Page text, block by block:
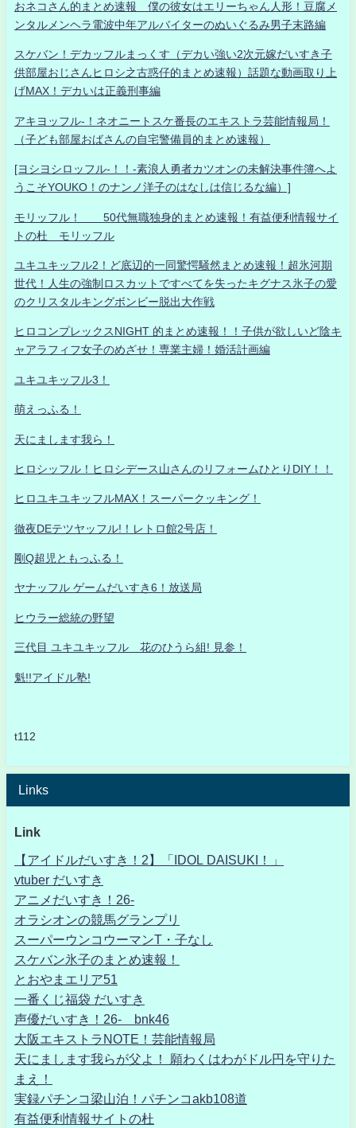
おネコさん的まとめ速報 僕の彼女はエリーちゃん人形！豆腐メ
ンタルメンヘラ電波中年アルバイターのぬいぐるみ男子末路編
スケバン！デカッフルまっくす（デカい強い2次元嫁だいすき子
供部屋おじさんヒロシ之古惑仔的まとめ速報）話題な動画取り上
げMAX！デカいは正義刑事編
アキヨッフル-！ネオニートスケ番長のエキストラ芸能情報局！
（子ども部屋おばさんの自宅警備員的まとめ速報）
[ヨシヨシロッフル-！！-素浪人勇者カツオンの未解決事件簿へよ
うこそYOUKO！のナンノ洋子のはなしは信じるな編）]
モリッフル！ 50代無職独身的まとめ速報！有益便利情報サイ
トの杜 モリッフル
ユキユキッフル2！ど底辺的一同驚愕騒然まとめ速報！超氷河期
世代！人生の強制ロスカットですべてを失ったキグナス氷子の愛
のクリスタルキングボンビー脱出大作戦
ヒロコンプレックスNIGHT 的まとめ速報！！子供が欲しいど陰キ
ャアラフィフ女子のめざせ！専業主婦！婚活計画編
ユキユキッフル3！
萌えっふる！
天にまします我ら！
ヒロシッフル！ヒロシデース山さんのリフォームひとりDIY！！
ヒロユキユキッフルMAX！スーパークッキング！
徹夜DEテツヤッフル!！レトロ館2号店！
剛Q超児ともっふる！
ヤナッフル ゲームだいすき6！放送局
ヒウラー総統の野望
三代目 ユキユキッフル 花のひうら組! 見参！
魁!!アイドル塾!
t112
Links
Link
【アイドルだいすき！2】「IDOL DAISUKI！」
vtuber だいすき
アニメだいすき！26-
オラシオンの競馬グランプリ
スーパーウンコウーマンT・子なし
スケバン氷子のまとめ速報！
とおやまエリア51
一番くじ福袋 だいすき
声優だいすき！26- bnk46
大阪エキストラNOTE！芸能情報局
天にまします我らが父よ！ 願わくはわがドル円を守りた
まえ！
実録パチンコ梁山泊！パチンコakb108道
有益便利情報サイトの杜